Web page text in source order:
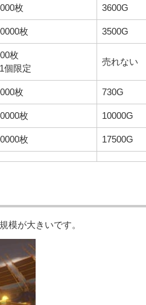
枚 3600G
枚 3500G
枚
個限定
売れない
枚 730G
枚 10000G
枚 17500G
模が大きいです。